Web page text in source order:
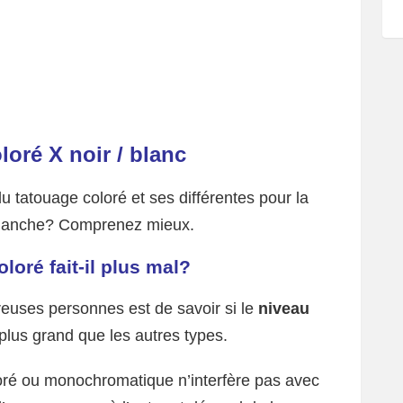
X noir / blanc
tatouage coloré et ses différentes pour la
Comprenez mieux.
fait-il plus mal?
personnes est de savoir si le niveau
grand que les autres types.
ou monochromatique n’interfère pas avec